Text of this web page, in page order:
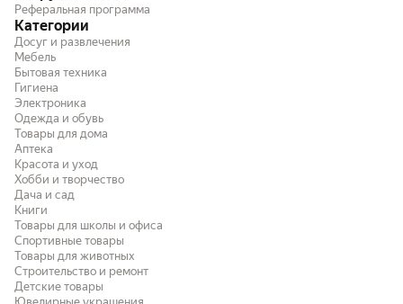
Реферальная программа
Категории
Досуг и развлечения
Мебель
Бытовая техника
Гигиена
Электроника
Одежда и обувь
Товары для дома
Аптека
Красота и уход
Хобби и творчество
Дача и сад
Книги
Товары для школы и офиса
Спортивные товары
Товары для животных
Строительство и ремонт
Детские товары
Ювелирные украшения